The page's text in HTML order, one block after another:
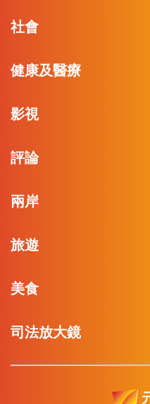
社會
健康及醫療
影視
評論
兩岸
旅遊
美食
司法放大鏡